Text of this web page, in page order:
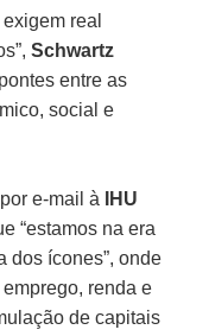
real
Schwartz
entre as
social e
e-mail à
IHU
“estamos na era
dos ícones”, onde
renda e
de capitais